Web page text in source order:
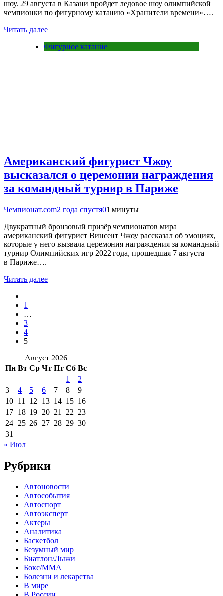
шоу. 29 августа в Казани пройдет ледовое шоу олимпийской
чемпионки по фигурному катанию «Хранители времени»….
Читать далее
Фигурное катание
Американский фигурист Чжоу
высказался о церемонии награждения
за командный турнир в Париже
Чемпионат.com2 года спустя01 минуты
Двукратный бронзовый призёр чемпионатов мира
американский фигурист Винсент Чжоу рассказал об эмоциях,
которые у него вызвала церемония награждения за командный
турнир Олимпийских игр 2022 года, прошедшая 7 августа
в Париже….
Читать далее
1
…
3
4
5
Август 2026
Пн Вт Ср Чт Пт Сб Вс
1
2
3
4 5 6 7 8
9
10 11 12 13 14 15 16
17 18 19 20 21 22 23
24 25 26 27 28 29 30
31
« Июл
Рубрики
Автоновости
Автособытия
Автоспорт
Автоэксперт
Актеры
Аналитика
Баскетбол
Безумный мир
Биатлон/Лыжи
Бокс/MMA
Болезни и лекарства
В мире